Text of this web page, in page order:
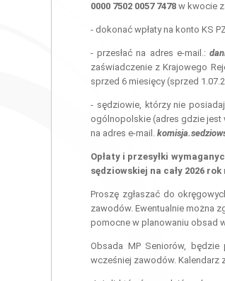
0000 7502 0057 7478 w kwocie
- dokonać wpłaty na konto KS
- przesłać na adres e-mail.:
zaświadczenie z Krajowego
sprzed 6 miesięcy (sprzed
- sędziowie, którzy nie
ogólnopolskie (adres gdzie
na adres e-mail.
Opłaty i przesyłki
sędziowskiej na cały 2026
Proszę zgłaszać do
zawodów. Ewentualnie można
pomocne w planowaniu obsad
Obsada MP Seniorów,
wcześniej zawodów. Kalendarz